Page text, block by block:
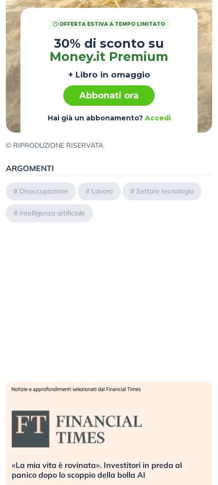
OFFERTA ESTIVA A TEMPO LIMITATO
30% di sconto su
Money.it Premium
+ Libro in omaggio
Abbonati ora
Hai già un abbonamento? Accedi
© RIPRODUZIONE RISERVATA
ARGOMENTI
# Disoccupazione # Lavoro # Settore tecnologia
# Intelligenza artificiale
Investitori in preda al
bolla AI
Quando la finanza pesa
L’America sta ripetendo